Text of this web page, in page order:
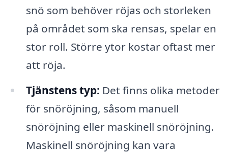
snö som behöver röjas och storleken
på området som ska rensas, spelar en
stor roll. Större ytor kostar oftast mer
att röja.
Tjänstens typ: Det finns olika metoder
för snöröjning, såsom manuell
snöröjning eller maskinell snöröjning.
Maskinell snöröjning kan vara